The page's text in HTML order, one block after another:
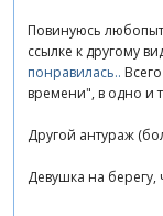
Повинуюсь
ссылке к другому
понравилась..
времени", в одно и
Другой антураж
Девушка на берегу,